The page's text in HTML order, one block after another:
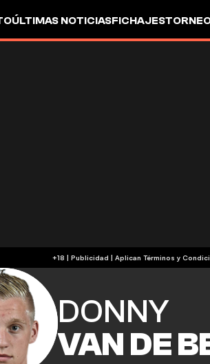
ÚLTIMAS NOTICIASFICHAJES
+18 | Publicidad | Aplican
DONNY
VAN DE